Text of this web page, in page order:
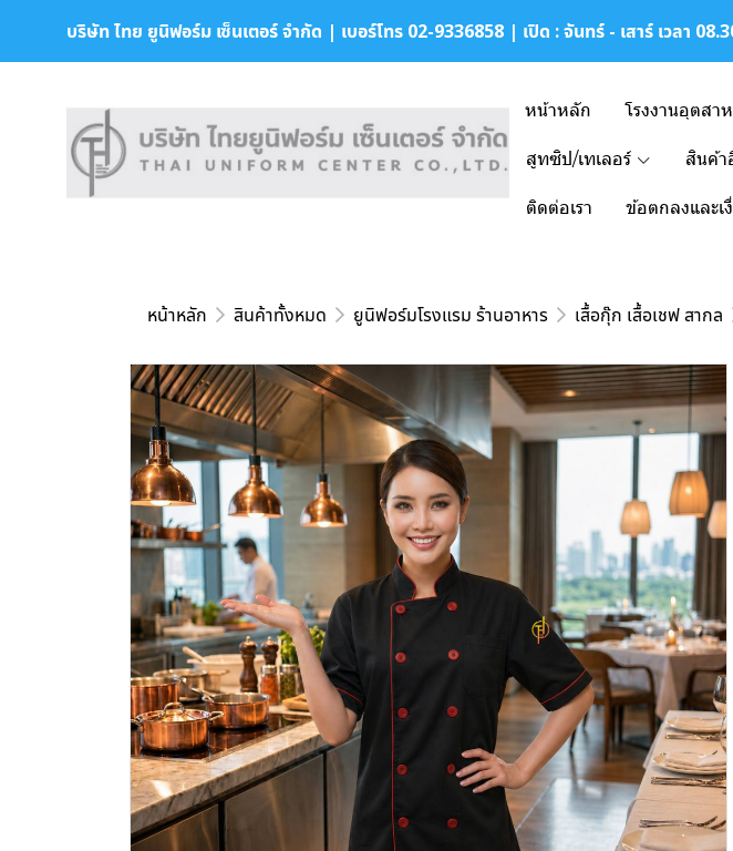
บริษัท ไทย ยูนิฟอร์ม เซ็นเตอร์ จำกัด | เบอร์โทร 02-9336858 | เปิด : จันทร์ - เสาร์ เวลา
หน้าหลัก โรงงานอุตสา
สูทซิป/เทเลอร์ สินค้า
ติดต่อเรา ข้อตกลงและเ
หน้าหลัก สินค้าทั้งหมด ยูนิฟอร์มโรงแรม ร้านอาหาร เสื้อกุ๊ก เสื้อเชฟ สากล